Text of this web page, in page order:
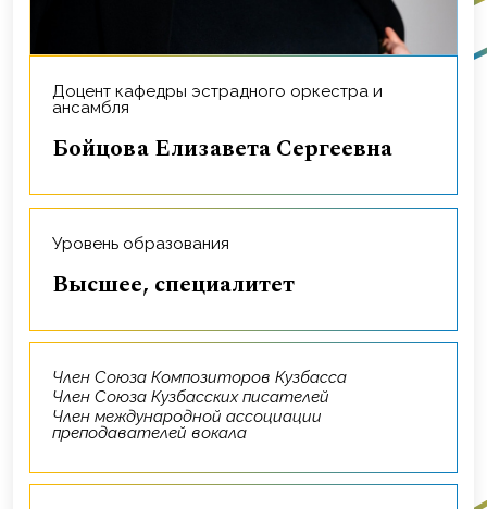
Доцент кафедры эстрадного оркестра и
ансамбля
Бойцова Елизавета Сергеевна
Уровень образования
Высшее, специалитет
Член Союза Композиторов Кузбасса
Член Союза Кузбасских писателей
Член международной ассоциации
преподавателей вокала